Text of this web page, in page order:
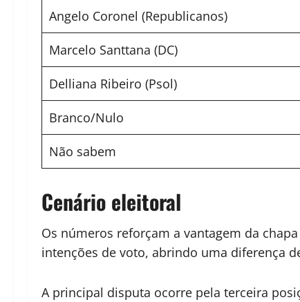
Angelo Coronel (Republicanos)
Marcelo Santtana (DC)
Delliana Ribeiro (Psol)
Branco/Nulo
Não sabem
Cenário eleitoral
Os números reforçam a vantagem da
intenções de voto, abrindo uma diferença
A principal disputa ocorre pela terceira